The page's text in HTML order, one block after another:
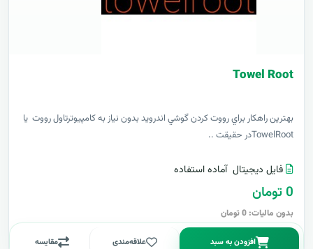
Towel Root
بهترين راهکار براي رووت کردن گوشي اندرويد بدون نياز به کامپيوترتاول رووت يا
TowelRootدر حقيقت ..
فایل دیجیتال آماده استفاده
0 تومان
بدون مالیات: 0 تومان
افزودن به سبد علاقه‌مندی مقایسه